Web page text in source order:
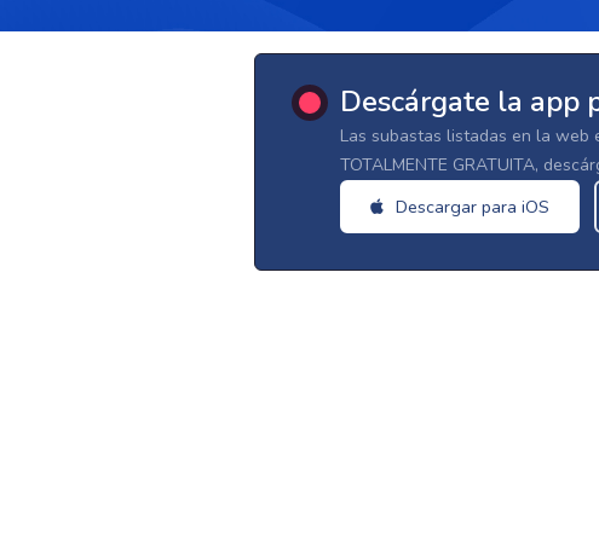
Descárgate la app
Las subastas listadas en la web
TOTALMENTE GRATUITA,
Descargar para iOS